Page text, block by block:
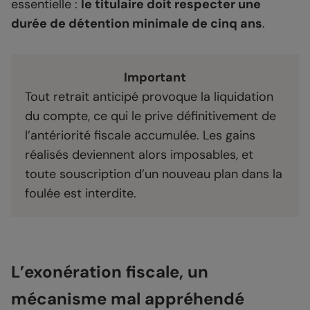
essentielle : le titulaire doit respecter une
durée de détention minimale de cinq ans.
Important
Tout retrait anticipé provoque la liquidation
du compte, ce qui le prive définitivement de
l’antériorité fiscale accumulée. Les gains
réalisés deviennent alors imposables, et
toute souscription d’un nouveau plan dans la
foulée est interdite.
L’exonération fiscale, un
mécanisme mal appréhendé